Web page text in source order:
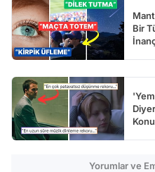
Bir
Yorumlar ve